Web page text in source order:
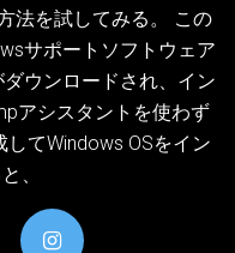
法を試してみる。 この
サポートソフトウェア
ダウンロードされ、イン
アシスタントを使わず
てWindows OSをイン
、